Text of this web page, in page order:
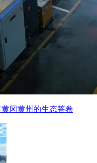
冈黄州的生态答卷